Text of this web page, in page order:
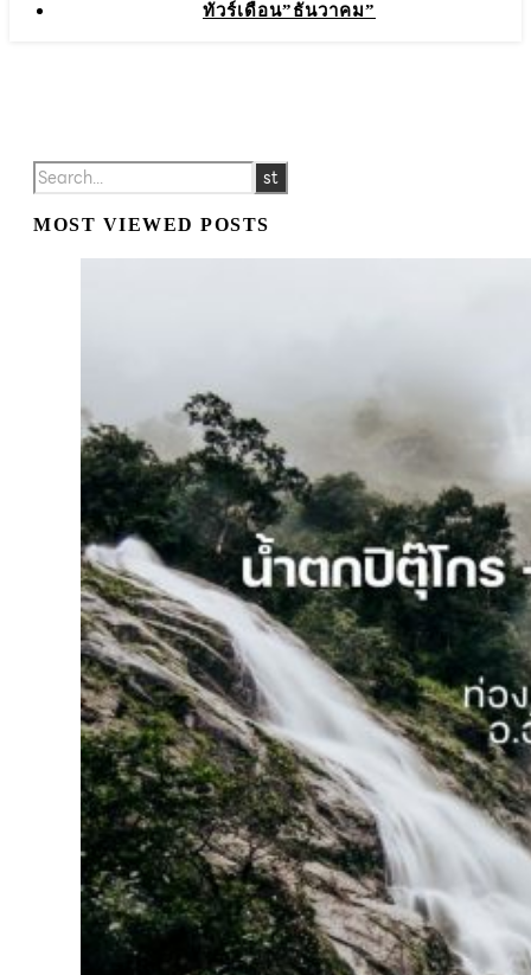
ทัวร์เดือน”ธันวาคม”
MOST VIEWED POSTS